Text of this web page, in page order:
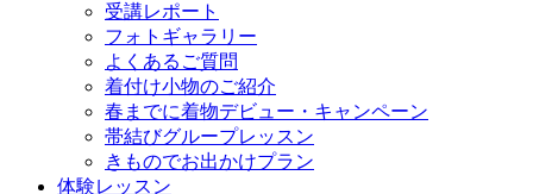
受講レポート
フォトギャラリー
よくあるご質問
着付け小物のご紹介
春までに着物デビュー・キャンペーン
帯結びグループレッスン
きものでお出かけプラン
体験レッスン